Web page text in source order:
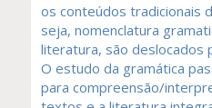
os conteúdos tradicionais
seja, nomenclatura
literatura, são deslocados
O estudo da gramática
para compreensão/